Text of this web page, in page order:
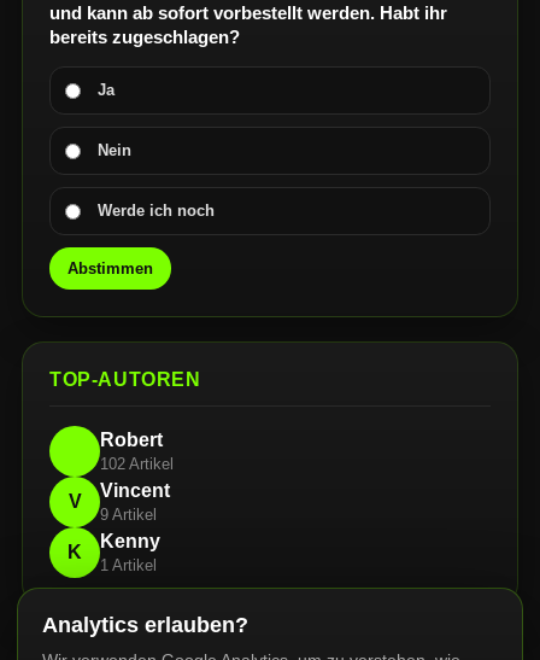
Analytics erlauben?
und kann ab sofort vorbestellt werden. Habt ihr
bereits zugeschlagen?
Ja
Nein
Werde ich noch
Abstimmen
TOP-AUTOREN
Robert
102 Artikel
V
Vincent
9 Artikel
K
Kenny
1 Artikel